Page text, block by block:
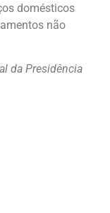
domésticos
não
da Presidência